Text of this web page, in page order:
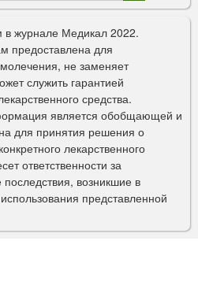
в журнале Медикал 2022.
предоставлена для
не заменяет
служить гарантией
средства.
является обобщающей и
для принятия решения о
лекарственного
ответственности за
возникшие в
представленной